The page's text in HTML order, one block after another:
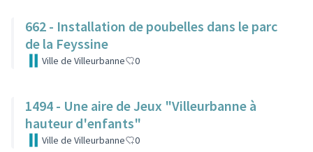
662 - Installation de poubelles dans le parc
de la Feyssine
Ville de Villeurbanne 0
1494 - Une aire de Jeux "Villeurbanne à
hauteur d'enfants"
Ville de Villeurbanne 0